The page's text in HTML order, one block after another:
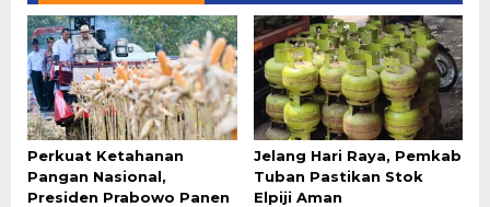
Perkuat Ketahanan
Pangan Nasional,
Presiden Prabowo Panen
Jelang Hari Raya, Pemkab
Tuban Pastikan Stok
Elpiji Aman